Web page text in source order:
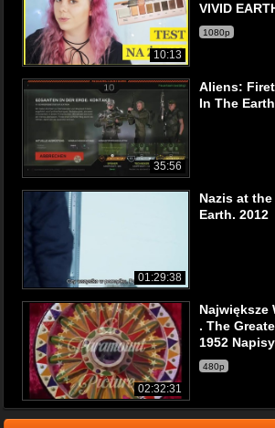
10:13
VIVID
1080p
35:56
Aliens:
In The
01:29:38
Nazis at
Earth. 2012
02:32:31
Największe
. The
1952
480p